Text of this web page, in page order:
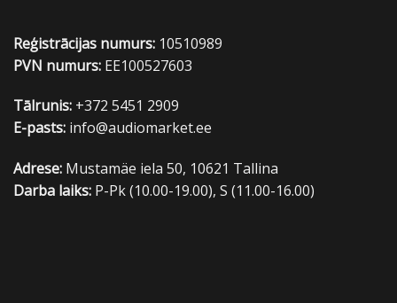
Reģistrācijas numurs: 10510989
PVN numurs: EE100527603
Tālrunis: +372 5451 2909
E-pasts: info@audiomarket.ee
Adrese: Mustamäe iela 50, 10621 Tallina
Darba laiks: P-Pk (10.00-19.00), S (11.00-16.00)